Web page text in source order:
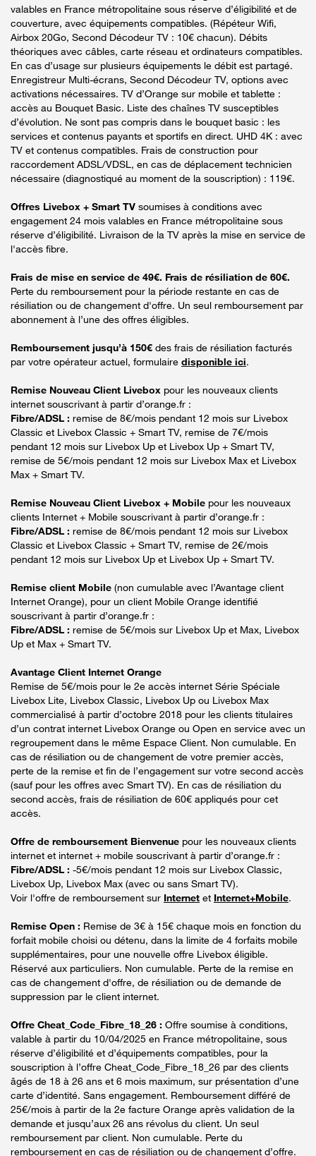
valables en France métropolitaine sous réserve d’éligibilité et de
couverture, avec équipements compatibles. (Répéteur Wifi,
Airbox 20Go, Second Décodeur TV : 10€ chacun). Débits
théoriques avec câbles, carte réseau et ordinateurs compatibles.
En cas d’usage sur plusieurs équipements le débit est partagé.
Enregistreur Multi-écrans, Second Décodeur TV, options avec
activations nécessaires. TV d’Orange sur mobile et tablette :
accès au Bouquet Basic. Liste des chaînes TV susceptibles
d’évolution. Ne sont pas compris dans le bouquet basic : les
services et contenus payants et sportifs en direct. UHD 4K : avec
TV et contenus compatibles. Frais de construction pour
raccordement ADSL/VDSL, en cas de déplacement technicien
nécessaire (diagnostiqué au moment de la souscription) : 119€.
Offres Livebox + Smart TV soumises à conditions avec
engagement 24 mois valables en France métropolitaine sous
réserve d’éligibilité. Livraison de la TV après la mise en service de
l'accès fibre.
Frais de mise en service de 49€. Frais de résiliation de 60€.
Perte du remboursement pour la période restante en cas de
résiliation ou de changement d'offre. Un seul remboursement par
abonnement à l’une des offres éligibles.
Remboursement jusqu’à 150€ des frais de résiliation facturés
par votre opérateur actuel, formulaire disponible ici.
Remise Nouveau Client Livebox pour les nouveaux clients
internet souscrivant à partir d’orange.fr :
Fibre/ADSL : remise de 8€/mois pendant 12 mois sur Livebox
Classic et Livebox Classic + Smart TV, remise de 7€/mois
pendant 12 mois sur Livebox Up et Livebox Up + Smart TV,
remise de 5€/mois pendant 12 mois sur Livebox Max et Livebox
Max + Smart TV.
Remise Nouveau Client Livebox + Mobile pour les nouveaux
clients Internet + Mobile souscrivant à partir d’orange.fr :
Fibre/ADSL : remise de 8€/mois pendant 12 mois sur Livebox
Classic et Livebox Classic + Smart TV, remise de 2€/mois
pendant 12 mois sur Livebox Up et Livebox Up + Smart TV.
Remise client Mobile (non cumulable avec l’Avantage client
Internet Orange), pour un client Mobile Orange identifié
souscrivant à partir d’orange.fr :
Fibre/ADSL : remise de 5€/mois sur Livebox Up et Max, Livebox
Up et Max + Smart TV.
Avantage Client Internet Orange
Remise de 5€/mois pour le 2e accès internet Série Spéciale
Livebox Lite, Livebox Classic, Livebox Up ou Livebox Max
commercialisé à partir d’octobre 2018 pour les clients titulaires
d’un contrat internet Livebox Orange ou Open en service avec un
regroupement dans le même Espace Client. Non cumulable. En
cas de résiliation ou de changement de votre premier accès,
perte de la remise et fin de l’engagement sur votre second accès
(sauf pour les offres avec Smart TV). En cas de résiliation du
second accès, frais de résiliation de 60€ appliqués pour cet
accès.
Offre de remboursement Bienvenue pour les nouveaux clients
internet et internet + mobile souscrivant à partir d’orange.fr :
Fibre/ADSL : -5€/mois pendant 12 mois sur Livebox Classic,
Livebox Up, Livebox Max (avec ou sans Smart TV).
Voir l'offre de remboursement sur Internet et Internet+Mobile.
Remise Open : Remise de 3€ à 15€ chaque mois en fonction du
forfait mobile choisi ou détenu, dans la limite de 4 forfaits mobile
supplémentaires, pour une nouvelle offre Livebox éligible.
Réservé aux particuliers. Non cumulable. Perte de la remise en
cas de changement d'offre, de résiliation ou de demande de
suppression par le client internet.
Offre Cheat_Code_Fibre_18_26 : Offre soumise à conditions,
valable à partir du 10/04/2025 en France métropolitaine, sous
réserve d’éligibilité et d’équipements compatibles, pour la
souscription à l’offre Cheat_Code_Fibre_18_26 par des clients
âgés de 18 à 26 ans et 6 mois maximum, sur présentation d’une
carte d’identité. Sans engagement. Remboursement différé de
25€/mois à partir de la 2e facture Orange après validation de la
demande et jusqu’aux 26 ans révolus du client. Un seul
remboursement par client. Non cumulable. Perte du
remboursement en cas de résiliation ou de changement d’offre.